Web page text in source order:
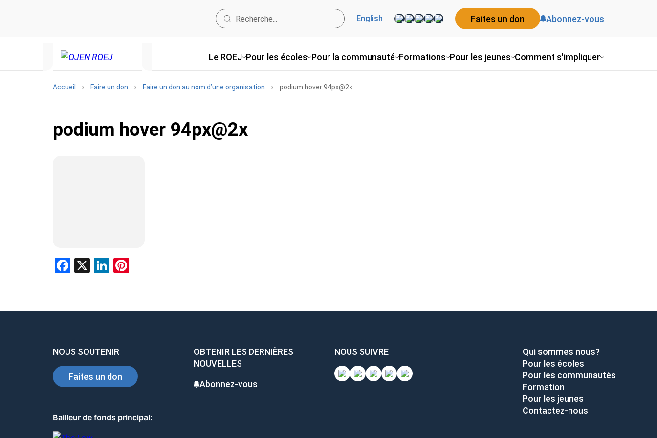
Le ROEJ Pour les écoles Pour la communauté Formations Pour les jeunes Comment s'impliquer
English Faites un don Abonnez-vous
Accueil Faire un don Faire un don au nom d’une organisation podium hover 94px@2x
podium hover 94px@2x
F
b
o
k
X
Li
dI es
NOUS SOUTENIR
Faites un don
OBTENIR LES DERNIÈRES
NOUVELLES
Abonnez-vous
NOUS SUIVRE
Bailleur de fonds principal:
Qui sommes nous?
Pour les écoles
Pour les communautés
Formation
Pour les jeunes
Contactez-nous